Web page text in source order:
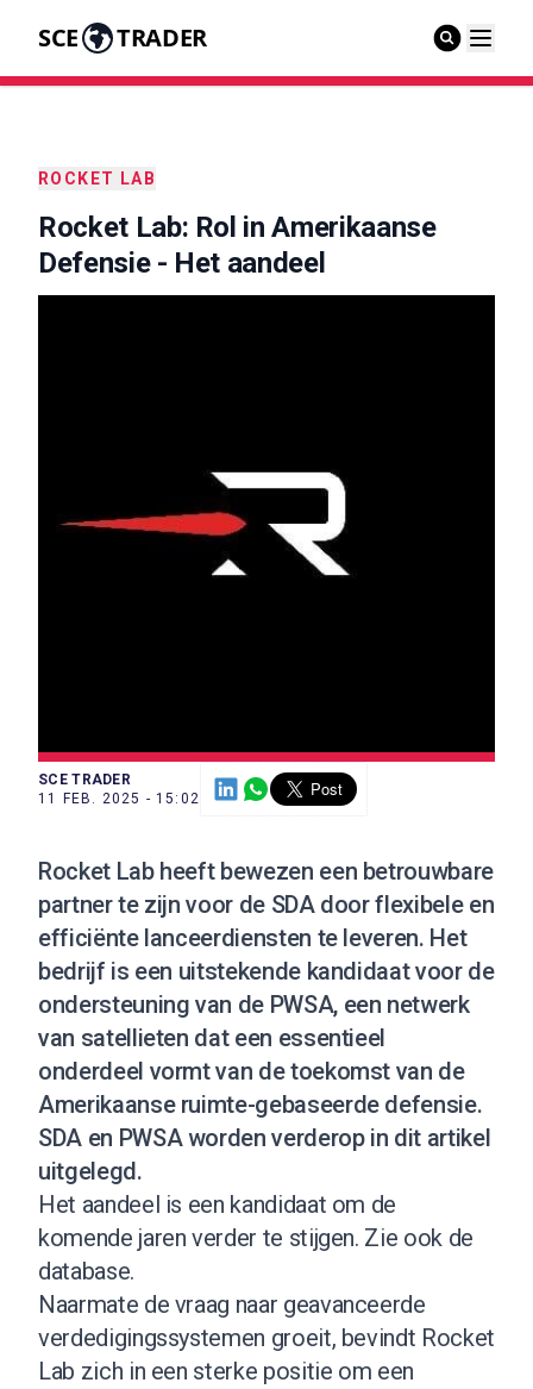
SCE TRADER
ROCKET LAB
Rocket Lab: Rol in Amerikaanse
Defensie - Het aandeel
SCE TRADER
11 FEB. 2025 - 15:02
Rocket Lab heeft bewezen een betrouwbare
partner te zijn voor de SDA door flexibele en
efficiënte lanceerdiensten te leveren. Het
bedrijf is een uitstekende kandidaat voor de
ondersteuning van de PWSA, een netwerk
van satellieten dat een essentieel
onderdeel vormt van de toekomst van de
Amerikaanse ruimte-gebaseerde defensie.
SDA en PWSA worden verderop in dit artikel
uitgelegd.
Het aandeel is een kandidaat om de
komende jaren verder te stijgen. Zie ook de
database.
Naarmate de vraag naar geavanceerde
verdedigingssystemen groeit, bevindt Rocket
Lab zich in een sterke positie om een